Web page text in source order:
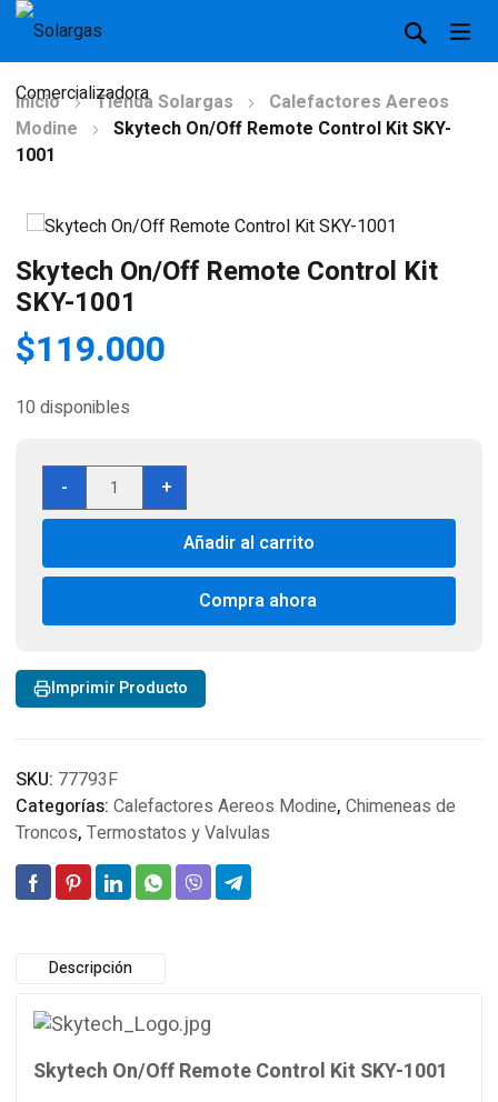
Inicio Tienda Solargas
Calefactores Aereos
Modine
Skytech On/Off Remote Control Kit SKY-
1001
Skytech On/Off Remote Control Kit
SKY-1001
$119.000
10 disponibles
-
Skytech
On/Off
Remote
Kit
1001
+
Añadir al carrito
Compra ahora
Imprimir Producto
SKU: 77793F
Categorías: Calefactores Aereos Modine, Chimeneas de
Troncos, Termostatos y Valvulas
Descripción
Skytech On/Off Remote Control Kit SKY-1001